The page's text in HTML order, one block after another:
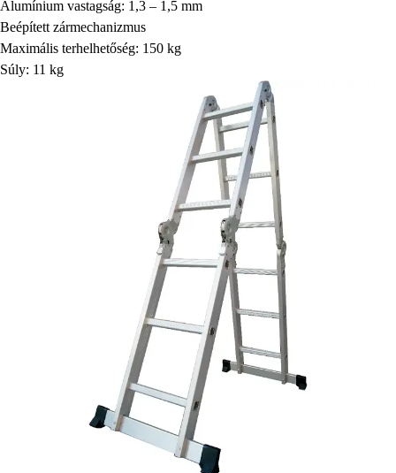
Alumínium vastagság: 1,3 – 1,5 mm
Beépített zármechanizmus
Maximális terhelhetőség: 150 kg
Súly: 11 kg